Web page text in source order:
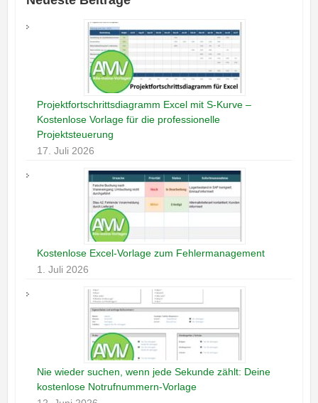
Projektfortschrittsdiagramm Excel mit S-Kurve –
Kostenlose Vorlage für die professionelle
Projektsteuerung
17. Juli 2026
Kostenlose Excel-Vorlage zum Fehlermanagement
1. Juli 2026
Nie wieder suchen, wenn jede Sekunde zählt: Deine
kostenlose Notrufnummern-Vorlage